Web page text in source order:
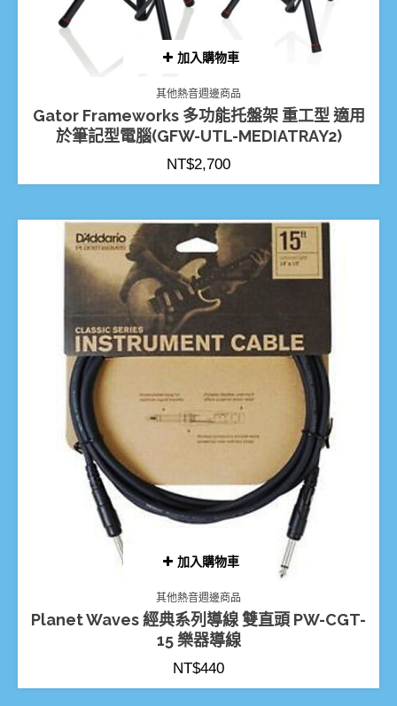
加入購物車
其他熱音週邊商品
Gator Frameworks 多功能托盤架 重工型 適用
於筆記型電腦(GFW-UTL-MEDIATRAY2)
NT$2,700
加入購物車
其他熱音週邊商品
Planet Waves 經典系列導線 雙直頭 PW-CGT-
15 樂器導線
NT$440